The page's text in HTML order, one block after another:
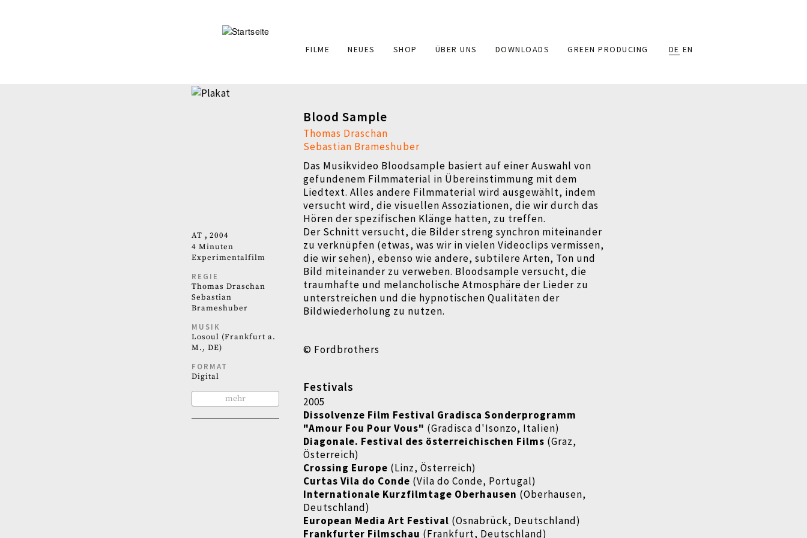
Main
FILME NEUES SHOP ÜBER UNS DOWNLOADS GREEN PRODUCING DE EN
AT
2004
4 Minuten
Experimentalfilm
REGIE
Thomas Draschan
Sebastian
Brameshuber
MUSIK
Losoul (Frankfurt a.
M., DE)
FORMAT
Digital
mehr
Blood Sample
Thomas Draschan
Sebastian Brameshuber
Das Musikvideo Bloodsample basiert auf einer Auswahl von
gefundenem Filmmaterial in Übereinstimmung mit dem
Liedtext. Alles andere Filmmaterial wird ausgewählt, indem
versucht wird, die visuellen Assoziationen, die wir durch das
Hören der spezifischen Klänge hatten, zu treffen.
Der Schnitt versucht, die Bilder streng synchron miteinander
zu verknüpfen (etwas, was wir in vielen Videoclips vermissen,
die wir sehen), ebenso wie andere, subtilere Arten, Ton und
Bild miteinander zu verweben. Bloodsample versucht, die
traumhafte und melancholische Atmosphäre der Lieder zu
unterstreichen und die hypnotischen Qualitäten der
Bildwiederholung zu nutzen.
© Fordbrothers
Festivals
2005
Dissolvenze Film Festival Gradisca Sonderprogramm
"Amour Fou Pour Vous" (Gradisca d'Isonzo, Italien)
Diagonale. Festival des österreichischen Films (Graz,
Österreich)
Crossing Europe (Linz, Österreich)
Curtas Vila do Conde (Vila do Conde, Portugal)
Internationale Kurzfilmtage Oberhausen (Oberhausen,
Deutschland)
European Media Art Festival (Osnabrück, Deutschland)
Frankfurter Filmschau (Frankfurt, Deutschland)